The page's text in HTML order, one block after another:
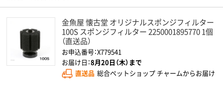
金魚屋 懐古堂 オリジナルスポンジフィルター
100S スポンジフィルター 2250001895770 1個
（直送品）
お申込番号：X779541
お届け日：8月20日（木）まで
直送品 総合ペットショップ チャームからお届け